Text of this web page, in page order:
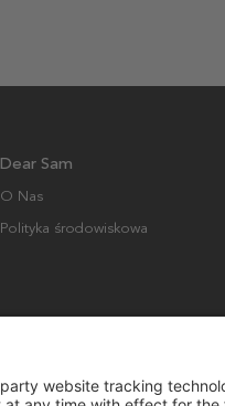
Dear Sam
O Nas
Polityka środowiskowa